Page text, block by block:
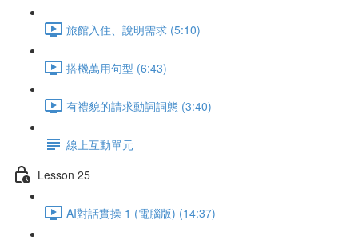
旅館入住、說明需求 (5:10)
搭機萬用句型 (6:43)
有禮貌的請求動詞詞態 (3:40)
線上互動單元
Lesson 25
AI對話實操 1 (電腦版) (14:37)